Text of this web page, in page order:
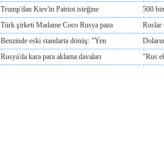
Trump'dan Kiev'in Patriot isteğine
500
Türk şirketi Madame Coco Rusya paza
Ruslar
Benzinde eski standarta dönüş: "Yen
Rusya'da kara para aklama davaları
"Rus